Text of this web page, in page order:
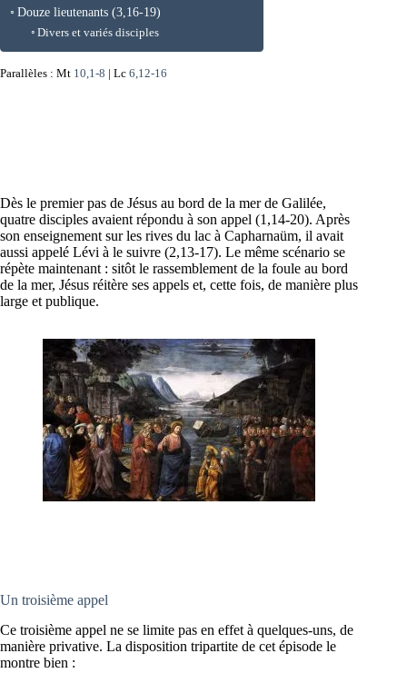
Douze lieutenants (3,16-19)
Divers et variés disciples
Parallèles : Mt 10,1-8 | Lc 6,12-16
Dès le premier pas de Jésus au bord de la mer de Galilée,
quatre disciples avaient répondu à son appel (1,14-20). Après
son enseignement sur les rives du lac à Capharnaüm, il avait
aussi appelé Lévi à le suivre (2,13-17). Le même scénario se
répète maintenant : sitôt le rassemblement de la foule au bord
de la mer, Jésus réitère ses appels et, cette fois, de manière plus
large et publique.
Un troisième appel
Ce troisième appel ne se limite pas en effet à quelques-uns, de
manière privative. La disposition tripartite de cet épisode le
montre bien :